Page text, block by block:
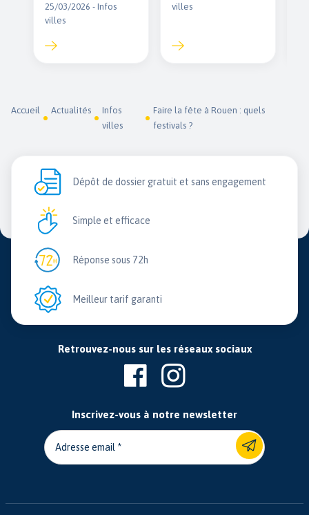
Accueil Actualités
Infos
villes
Faire la fête à Rouen : quels
festivals ?
25/03/2026 - Infos
villes
villes
Dépôt de dossier gratuit et sans engagement
Simple et efficace
Réponse sous 72h
Meilleur tarif garanti
Retrouvez-nous sur les réseaux sociaux
Inscrivez-vous à notre newsletter
Adresse email